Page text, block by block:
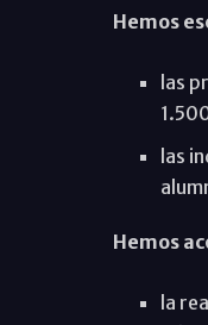
Hemos
las
las
Hemos
la